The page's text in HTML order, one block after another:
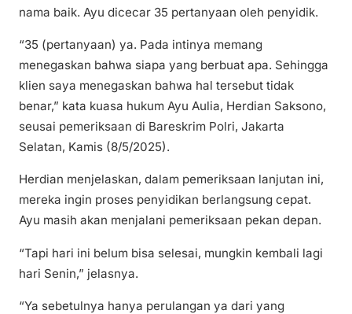
nama baik. Ayu dicecar 35 pertanyaan oleh penyidik.
“35 (pertanyaan) ya. Pada intinya memang
menegaskan bahwa siapa yang berbuat apa. Sehingga
klien saya menegaskan bahwa hal tersebut tidak
benar,” kata kuasa hukum Ayu Aulia, Herdian Saksono,
seusai pemeriksaan di Bareskrim Polri, Jakarta
Selatan, Kamis (8/5/2025).
Herdian menjelaskan, dalam pemeriksaan lanjutan ini,
mereka ingin proses penyidikan berlangsung cepat.
Ayu masih akan menjalani pemeriksaan pekan depan.
“Tapi hari ini belum bisa selesai, mungkin kembali lagi
hari Senin,” jelasnya.
“Ya sebetulnya hanya perulangan ya dari yang